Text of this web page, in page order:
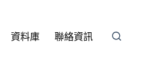
資料庫 聯絡資訊